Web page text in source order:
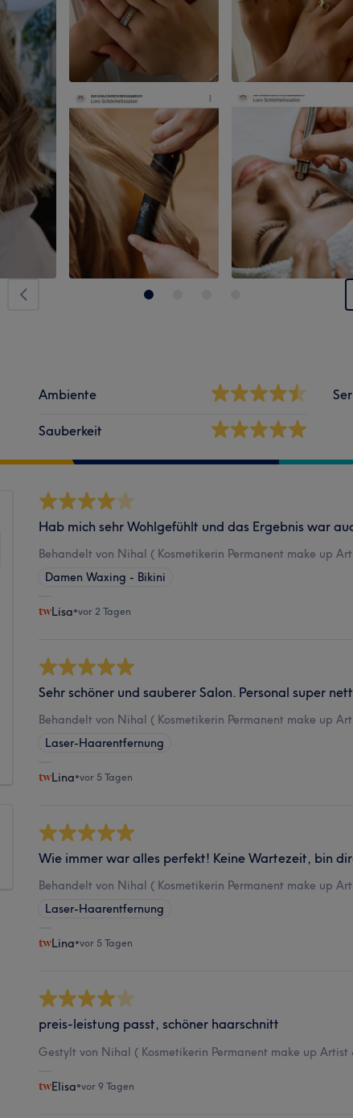
Ambiente
Sauberkeit
Hab mich sehr Wohlgefühlt und das Ergebnis war
Behandelt von Nihal ( Kosmetikerin Permanent make up
Damen Waxing - Bikini
Lisa•vor 2 Tagen
Sehr schöner und sauberer Salon. Personal super
Behandelt von Nihal ( Kosmetikerin Permanent make up
Laser-Haarentfernung
Lina•vor 5 Tagen
Wie immer war alles perfekt! Keine Wartezeit, bin
Behandelt von Nihal ( Kosmetikerin Permanent make up
Laser-Haarentfernung
Lina•vor 5 Tagen
preis-leistung passt, schöner haarschnitt
Gestylt von Nihal ( Kosmetikerin Permanent make up Artist
Elisa•vor 9 Tagen